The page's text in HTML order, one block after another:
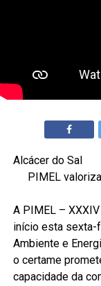
Alcácer do Sal
PIMEL
A PIMEL –
início esta sexta-
Ambiente e
o certame
capacidade da